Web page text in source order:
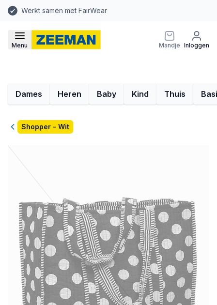
Werkt samen met FairWear
Menu Mandje Inloggen
Dames Heren Baby Kind Thuis
TerugShopper - Wit